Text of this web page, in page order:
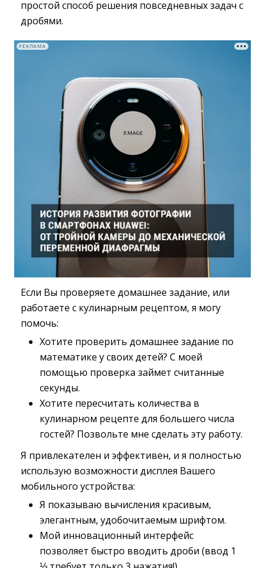
простой способ решения повседневных задач с
дробями.
РЕКЛАМА
Если Вы проверяете домашнее задание, или
работаете с кулинарным рецептом, я могу
помочь:
Хотите проверить домашнее задание по
математике у своих детей? С моей
помощью проверка займет считанные
секунды.
Хотите пересчитать количества в
кулинарном рецепте для большего числа
гостей? Позвольте мне сделать эту работу.
Я привлекателен и эффективен, и я полностью
использую возможности дисплея Вашего
мобильного устройства:
Я показываю вычисления красивым,
элегантным, удобочитаемым шрифтом.
Мой инновационный интерфейс
позволяет быстро вводить дроби (ввод 1